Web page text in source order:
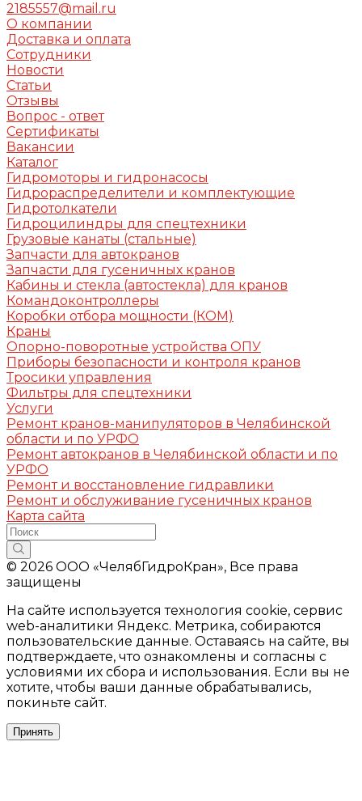
2185557@mail.ru
О компании
Доставка и оплата
Сотрудники
Новости
Статьи
Отзывы
Вопрос - ответ
Сертификаты
Вакансии
Каталог
Гидромоторы и гидронасосы
Гидрораспределители и комплектующие
Гидротолкатели
Гидроцилиндры для спецтехники
Грузовые канаты (стальные)
Запчасти для автокранов
Запчасти для гусеничных кранов
Кабины и стекла (автостекла) для кранов
Командоконтроллеры
Коробки отбора мощности (КОМ)
Краны
Опорно-поворотные устройства ОПУ
Приборы безопасности и контроля кранов
Тросики управления
Фильтры для спецтехники
Услуги
Ремонт кранов-манипуляторов в Челябинской
области и по УРФО
Ремонт автокранов в Челябинской области и по
УРФО
Ремонт и восстановление гидравлики
Ремонт и обслуживание гусеничных кранов
Карта сайта
© 2026 ООО «ЧелябГидроКран», Все права
защищены
На сайте используется технология cookie, сервис
web-аналитики Яндекс. Метрика, собираются
пользовательские данные. Оставаясь на сайте, вы
подтверждаете, что ознакомлены и согласны с
условиями их сбора и использования. Если вы не
хотите, чтобы ваши данные обрабатывались,
покиньте сайт.
Принять